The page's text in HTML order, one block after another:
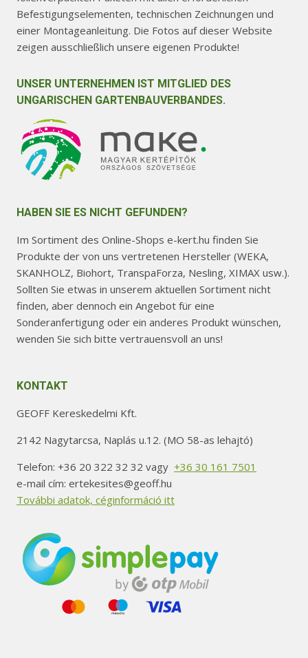
Befestigungselementen, technischen Zeichnungen und
einer Montageanleitung. Die Fotos auf dieser Website
zeigen ausschließlich unsere eigenen Produkte!
UNSER UNTERNEHMEN IST MITGLIED DES
UNGARISCHEN GARTENBAUVERBANDES.
HABEN SIE ES NICHT GEFUNDEN?
Im Sortiment des Online-Shops e-kert.hu finden Sie
Produkte der von uns vertretenen Hersteller (WEKA,
SKANHOLZ, Biohort, TranspaForza, Nesling, XIMAX usw.).
Sollten Sie etwas in unserem aktuellen Sortiment nicht
finden, aber dennoch ein Angebot für eine
Sonderanfertigung oder ein anderes Produkt wünschen,
wenden Sie sich bitte vertrauensvoll an uns!
KONTAKT
GEOFF Kereskedelmi Kft.
2142 Nagytarcsa, Naplás u.12. (MO 58-as lehajtó)
Telefon: +36 20 322 32 32 vagy +36 30 161 7501
e-mail cím: ertekesites@geoff.hu
További adatok, céginformáció itt